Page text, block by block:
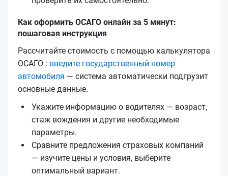
Как оформить ОСАГО онлайн за 5 минут:
пошаговая инструкция
Рассчитайте стоимость с помощью калькулятора
ОСАГО : введите государственный номер
автомобиля — система автоматически подгрузит
основные данные.
Укажите информацию о водителях — возраст,
стаж вождения и другие необходимые
параметры.
Сравните предложения страховых компаний
— изучите цены и условия, выберите
оптимальный вариант.